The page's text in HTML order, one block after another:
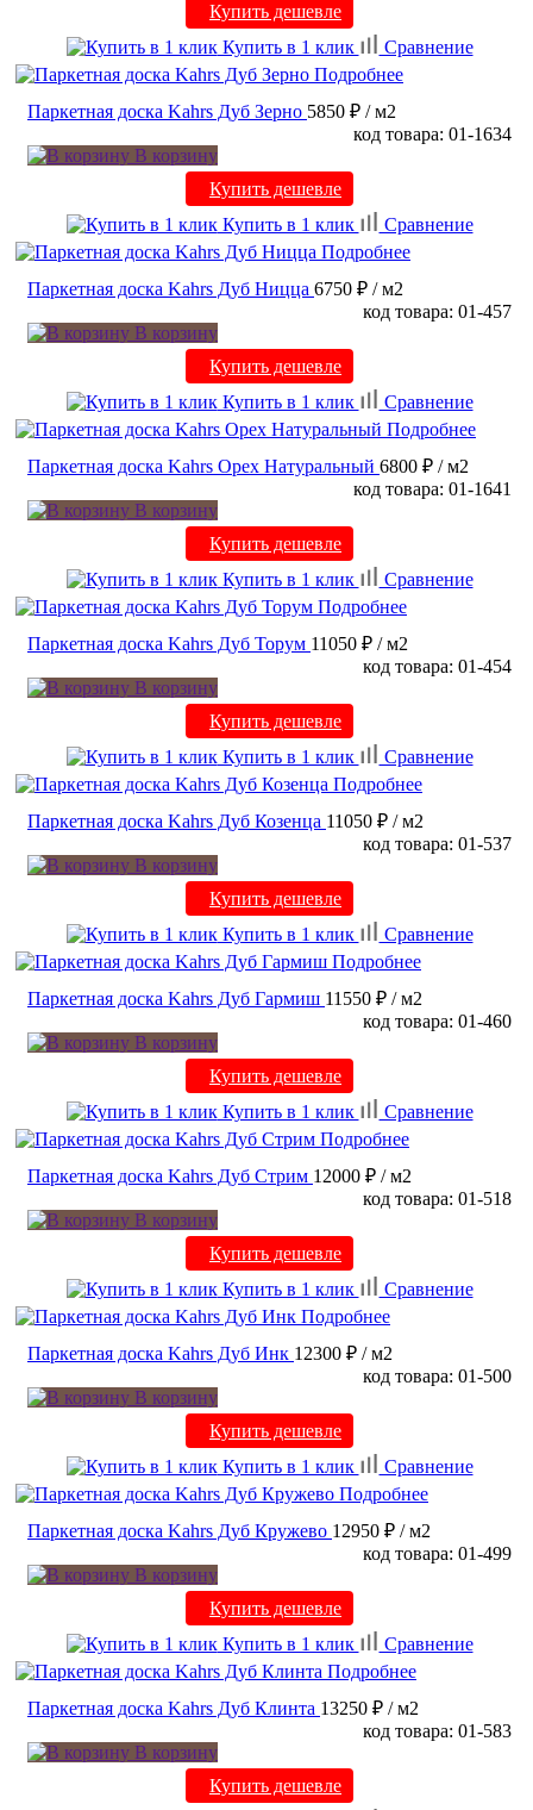
Купить дешевле
Купить в 1 клик
Сравнение
Подробнее
Паркетная доска Kahrs Дуб Зерно 5850 ₽ / м2
код товара: 01-1634
В корзину
Купить дешевле
Купить в 1 клик
Сравнение
Подробнее
Паркетная доска Kahrs Дуб Ницца 6750 ₽ / м2
код товара: 01-457
В корзину
Купить дешевле
Купить в 1 клик
Сравнение
Подробнее
Паркетная доска Kahrs Орех Натуральный 6800 ₽ / м2
код товара: 01-1641
В корзину
Купить дешевле
Купить в 1 клик
Сравнение
Подробнее
Паркетная доска Kahrs Дуб Торум 11050 ₽ / м2
код товара: 01-454
В корзину
Купить дешевле
Купить в 1 клик
Сравнение
Подробнее
Паркетная доска Kahrs Дуб Козенца 11050 ₽ / м2
код товара: 01-537
В корзину
Купить дешевле
Купить в 1 клик
Сравнение
Подробнее
Паркетная доска Kahrs Дуб Гармиш 11550 ₽ / м2
код товара: 01-460
В корзину
Купить дешевле
Купить в 1 клик
Сравнение
Подробнее
Паркетная доска Kahrs Дуб Стрим 12000 ₽ / м2
код товара: 01-518
В корзину
Купить дешевле
Купить в 1 клик
Сравнение
Подробнее
Паркетная доска Kahrs Дуб Инк 12300 ₽ / м2
код товара: 01-500
В корзину
Купить дешевле
Купить в 1 клик
Сравнение
Подробнее
Паркетная доска Kahrs Дуб Кружево 12950 ₽ / м2
код товара: 01-499
В корзину
Купить дешевле
Купить в 1 клик
Сравнение
Подробнее
Паркетная доска Kahrs Дуб Клинта 13250 ₽ / м2
код товара: 01-583
В корзину
Купить дешевле